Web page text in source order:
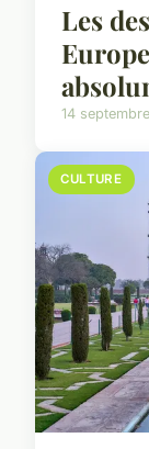
Les
14
CULTURE